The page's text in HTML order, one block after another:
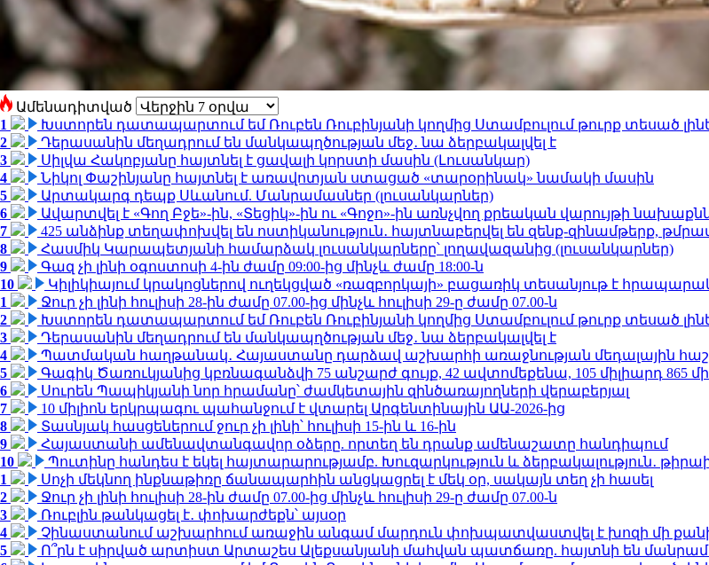
Ամենադիտված
1
Խստորեն դատապարտում եմ Ռուբեն Ռուբինյանի կողմից Ստամբուլում թուրք տեսած
2
Դերասանին մեղադրում են մանկապղծության մեջ․ նա ձերբակալվել է
3
Սիլվա Հակոբյանը հայտնել է ցավալի կորստի մասին (Լուսանկար)
4
Նիկոլ Փաշինյանը հայտնել է առավոտյան ստացած «տարօրինակ» նամակի մասին
5
Արտակարգ դեպք Սևանում. Մանրամասներ (լուսանկարներ)
6
Ավարտվել է «Գող Բջե»-ին, «Տեցիկ»-ին ու «Գոջո»-ին առնչվող քրեական վարույթի
7
425 անձինք տեղափոխվել են ոստիկանություն․ հայտնաբերվել են զենք-զինամթերք,
8
Հասմիկ Կարապետյանի համարձակ լուսանկարները՝ լողավազանից (լուսանկարներ)
9
Գազ չի լինի օգոստոսի 4-ին ժամը 09:00-ից մինչև ժամը 18:00-ն
10
Կիլիկիայում կրակոցներով ուղեկցված «ռազբորկայի» բացառիկ տեսանյութ է
1
Ջուր չի լինի հուլիսի 28-ին ժամը 07.00-ից մինչև հուլիսի 29-ը ժամը 07.00-ն
2
Խստորեն դատապարտում եմ Ռուբեն Ռուբինյանի կողմից Ստամբուլում թուրք տեսած
3
Դերասանին մեղադրում են մանկապղծության մեջ․ նա ձերբակալվել է
4
Պատմական հաղթանակ․ Հայաստանը դարձավ աշխարհի առաջնության մեդալային
5
Գագիկ Ծառուկյանից կբռնագանձվի 75 անշարժ գույք, 42 ավտոմեքենա, 105 միլիարդ 865
6
Սուրեն Պապիկյանի նոր հրամանը՝ ժամկետային զինծառայողների վերաբերյալ
7
10 միլիոն երկրպագու պահանջում է վտարել Արգենտինային ԱԱ-2026-ից
8
Տասնյակ հասցեներում ջուր չի լինի՝ հուլիսի 15-ին և 16-ին
9
Հայաստանի ամենավտանգավոր օձերը. որտեղ են դրանք ամենաշատը հանդիպում
10
Պուտինը հանդես է եկել հայտարարությամբ. Խուզարկություն և ձերբակալություն․
1
Սոչի մեկնող ինքնաթիռը ճանապարհին անցկացրել է մեկ օր, սակայն տեղ չի հասել
2
Ջուր չի լինի հուլիսի 28-ին ժամը 07.00-ից մինչև հուլիսի 29-ը ժամը 07.00-ն
3
Ռուբլին թանկացել է․ փոխարժեքն՝ այսօր
4
Չինաստանում աշխարհում առաջին անգամ մարդուն փոխպատվաստվել է խոզի մի
5
Ո՞րն է սիրված արտիստ Արտաշես Ալեքսանյանի մահվան պատճառը. հայտնի են